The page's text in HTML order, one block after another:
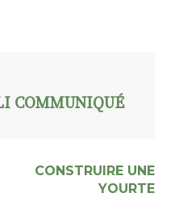
COMMUNIQUÉ
CONSTRUIRE UNE
YOURTE